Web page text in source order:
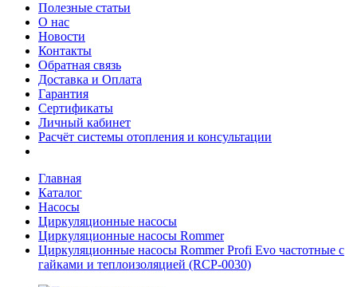
Полезные статьи
О нас
Новости
Контакты
Обратная связь
Доставка и Оплата
Гарантия
Сертификаты
Личный кабинет
Расчёт системы отопления и консультации
Главная
Каталог
Насосы
Циркуляционные насосы
Циркуляционные насосы Rommer
Циркуляционные насосы Rommer Profi Evo частотные с
гайками и теплоизоляцией (RCP-0030)